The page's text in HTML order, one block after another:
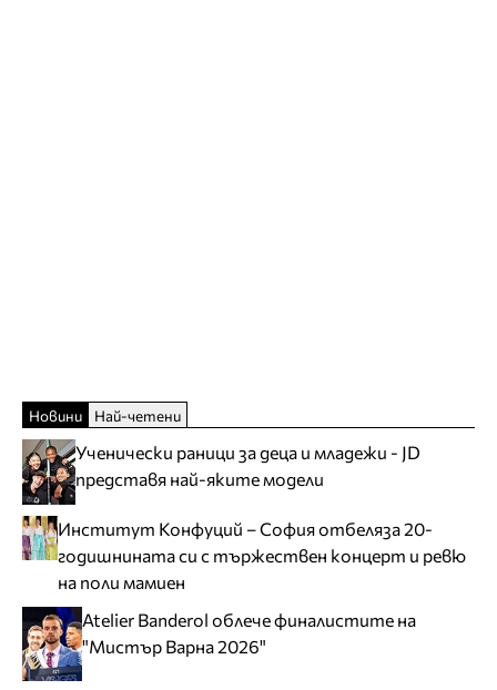
Новини Най-четени
Ученически раници за деца и младежи - JD
представя най-яките модели
Институт Конфуций – София отбеляза 20-
годишнината си с тържествен концерт и ревю
на поли мамиен
Atelier Banderol облече финалистите на
"Мистър Варна 2026"